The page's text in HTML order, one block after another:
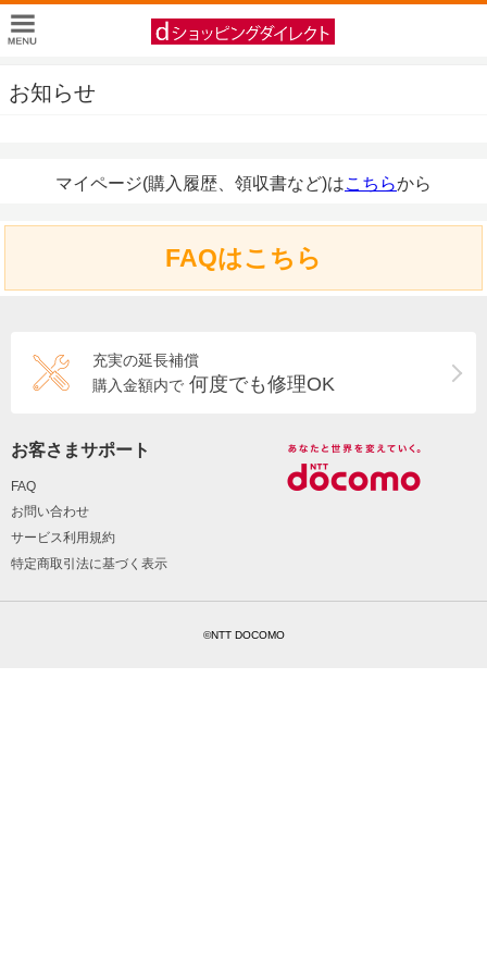
お知らせ
マイページ(購入履歴、領収書など)はこちらから
FAQはこちら
充実の延長補償
購入金額内で 何度でも修理OK
お客さまサポート
FAQ
お問い合わせ
サービス利用規約
特定商取引法に基づく表示
©NTT DOCOMO